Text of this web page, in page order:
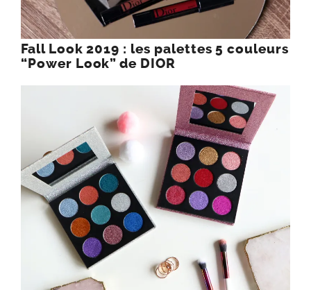
Fall Look 2019 : les palettes 5 couleurs
“Power Look” de DIOR